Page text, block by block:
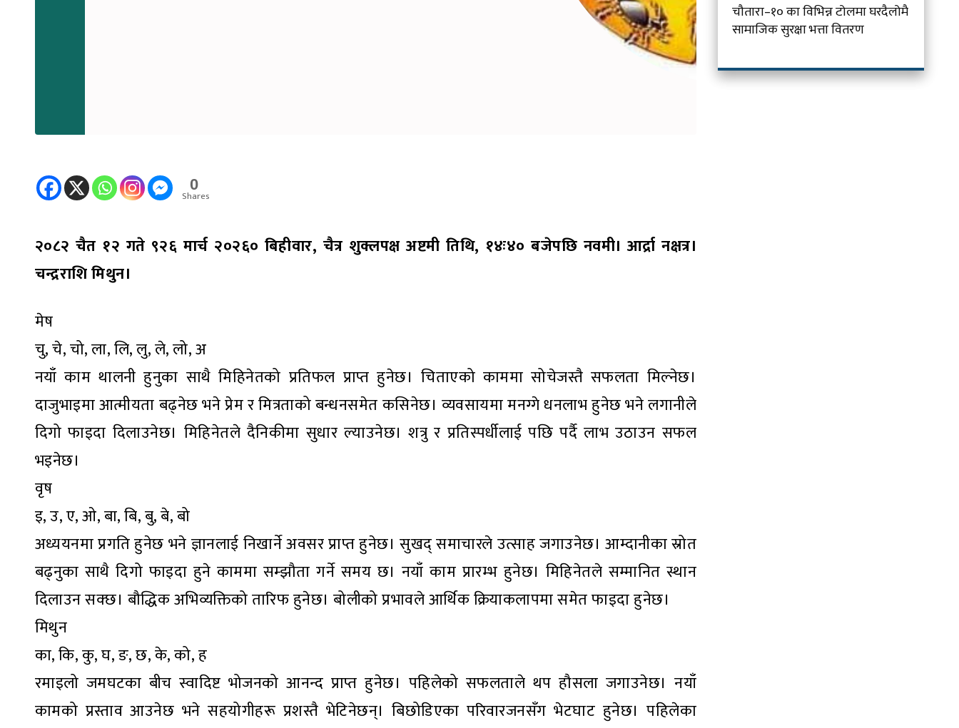
0
Shares
२०८२ चैत १२ गते ९२६ मार्च २०२६० बिहीवार, चैत्र शुक्लपक्ष अष्टमी तिथि, १४ः४० बजेपछि नवमी। आर्द्रा नक्षत्र।
चन्द्रराशि मिथुन।
मेष
चु, चे, चो, ला, लि, लु, ले, लो, अ
नयाँ काम थालनी हुनुका साथै मिहिनेतको प्रतिफल प्राप्त हुनेछ। चिताएको काममा सोचेजस्तै सफलता मिल्नेछ।
दाजुभाइमा आत्मीयता बढ्नेछ भने प्रेम र मित्रताको बन्धनसमेत कसिनेछ। व्यवसायमा मनग्गे धनलाभ हुनेछ भने लगानीले
दिगो फाइदा दिलाउनेछ। मिहिनेतले दैनिकीमा सुधार ल्याउनेछ। शत्रु र प्रतिस्पर्धीलाई पछि पर्दै लाभ उठाउन सफल
भइनेछ।
वृष
इ, उ, ए, ओ, बा, बि, बु, बे, बो
अध्ययनमा प्रगति हुनेछ भने ज्ञानलाई निखार्ने अवसर प्राप्त हुनेछ। सुखद् समाचारले उत्साह जगाउनेछ। आम्दानीका स्रोत
बढ्नुका साथै दिगो फाइदा हुने काममा सम्झौता गर्ने समय छ। नयाँ काम प्रारम्भ हुनेछ। मिहिनेतले सम्मानित स्थान
दिलाउन सक्छ। बौद्धिक अभिव्यक्तिको तारिफ हुनेछ। बोलीको प्रभावले आर्थिक क्रियाकलापमा समेत फाइदा हुनेछ।
मिथुन
का, कि, कु, घ, ङ, छ, के, को, ह
रमाइलो जमघटका बीच स्वादिष्ट भोजनको आनन्द प्राप्त हुनेछ। पहिलेको सफलताले थप हौसला जगाउनेछ। नयाँ
कामको प्रस्ताव आउनेछ भने सहयोगीहरू प्रशस्तै भेटिनेछन्। बिछोडिएका परिवारजनसँग भेटघाट हुनेछ। पहिलेका
चौतारा–१० का विभिन्न टोलमा घरदैलोमै
सामाजिक सुरक्षा भत्ता वितरण